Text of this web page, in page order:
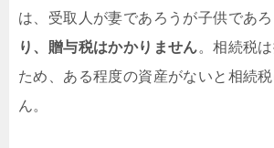
は、受取人が妻であろうが子供であ
り、贈与税はかかりません。相続税
ため、ある程度の資産がないと相続
ん。